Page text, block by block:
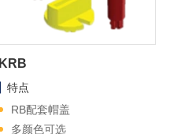
KRB
特点
RB配套帽盖
多颜色可选